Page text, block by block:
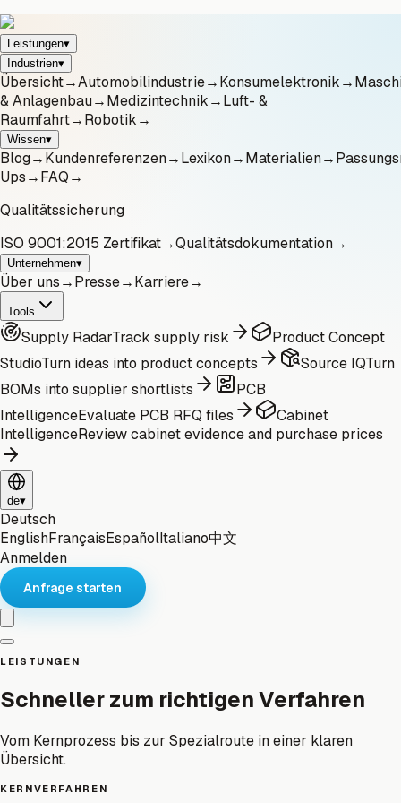
Leistungen▾
Industrien▾
Übersicht→Automobilindustrie→Konsumelektronik→
& Anlagenbau→Medizintechnik→Luft- &
Raumfahrt→Robotik→
Wissen▾
Blog→Kundenreferenzen→Lexikon→Materialien→
Ups→FAQ→
Qualitätssicherung
ISO 9001:2015 Zertifikat→Qualitätsdokumentation→
Unternehmen▾
Über uns→Presse→Karriere→
Tools
Supply RadarTrack supply risk
Product Concept
StudioTurn ideas into product concepts Source IQTurn
BOMs into supplier shortlists
PCB
IntelligenceEvaluate PCB RFQ files
Cabinet
IntelligenceReview cabinet evidence and purchase prices
de▾
Deutsch
EnglishFrançaisEspañolItaliano中文
Anmelden
Anfrage starten
LEISTUNGEN
Schneller zum richtigen Verfahren
Vom Kernprozess bis zur Spezialroute in einer klaren
Übersicht.
KERNVERFAHREN